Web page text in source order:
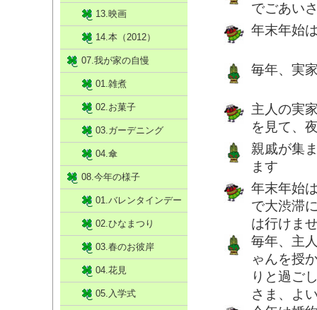
でごあい
年末年始
毎年、実
主人の実
を見て、
親戚が集
ます
年末年始
で大渋滞
は行けま
毎年、主
ゃんを授
りと過ご
さま、よ
13.映画
14.本（2012）
07.我が家の自慢
01.雑煮
02.お菓子
03.ガーデニング
04.傘
08.今年の様子
01.バレンタインデー
02.ひなまつり
03.春のお彼岸
04.花見
05.入学式